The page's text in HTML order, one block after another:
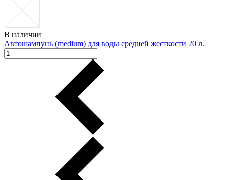
В наличии
Автошампунь (medium) для воды средней жесткости 20 л.